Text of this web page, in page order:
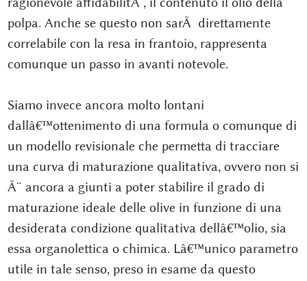
polpa. Anche se questo non sarÃ direttamente
correlabile con la resa in frantoio, rappresenta
comunque un passo in avanti notevole.
Siamo invece ancora molto lontani
dallâ€™ottenimento di una formula o comunque di
un modello revisionale che permetta di tracciare
una curva di maturazione qualitativa, ovvero non si
Ã¨ ancora a giunti a poter stabilire il grado di
maturazione ideale delle olive in funzione di una
desiderata condizione qualitativa dellâ€™olio, sia
essa organolettica o chimica. Lâ€™unico parametro
utile in tale senso, preso in esame da questo